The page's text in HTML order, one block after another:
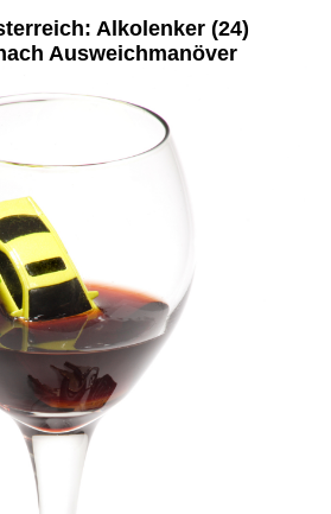
Alkolenker (24)
Ausweichmanöver